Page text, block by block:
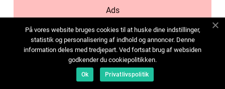
Ads
Cookies
Contact
Sitemap
På vores website bruges cookies til at huske dine indstillinger,
statistik og personalisering af indhold og annoncer. Denne
information deles med tredjepart. Ved fortsat brug af websiden
godkender du cookiepolitikken.
Ok Privatlivspolitik